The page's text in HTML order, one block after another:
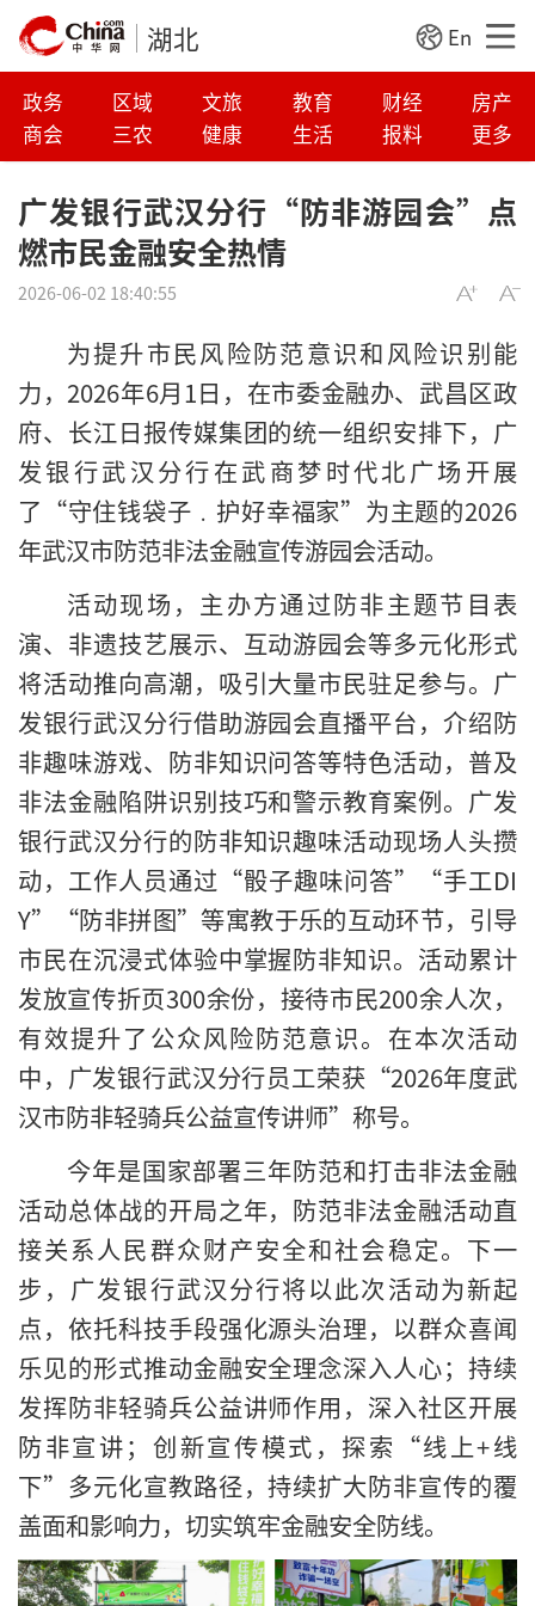
湖北 En
政务 区域 文旅 教育 财经
房产
商会
三农 健康 生活 报料 更多
广发银行武汉分行“防非游园会”点
燃市民金融安全热情
2026-06-02 18:40:55
为提升市民风险防范意识和风险识别能
力，2026年6月1日，在市委金融办、武昌区政
府、长江日报传媒集团的统一组织安排下，广
发银行武汉分行在武商梦时代北广场开展
了“守住钱袋子﹒护好幸福家”为主题的2026
年武汉市防范非法金融宣传游园会活动。
活动现场，主办方通过防非主题节目表
演、非遗技艺展示、互动游园会等多元化形式
将活动推向高潮，吸引大量市民驻足参与。广
发银行武汉分行借助游园会直播平台，介绍防
非趣味游戏、防非知识问答等特色活动，普及
非法金融陷阱识别技巧和警示教育案例。广发
银行武汉分行的防非知识趣味活动现场人头攒
动，工作人员通过“骰子趣味问答”“手工DI
Y”“防非拼图”等寓教于乐的互动环节，引导
市民在沉浸式体验中掌握防非知识。活动累计
发放宣传折页300余份，接待市民200余人次，
有效提升了公众风险防范意识。在本次活动
中，广发银行武汉分行员工荣获“2026年度武
汉市防非轻骑兵公益宣传讲师”称号。
今年是国家部署三年防范和打击非法金融
活动总体战的开局之年，防范非法金融活动直
接关系人民群众财产安全和社会稳定。下一
步，广发银行武汉分行将以此次活动为新起
点，依托科技手段强化源头治理，以群众喜闻
乐见的形式推动金融安全理念深入人心；持续
发挥防非轻骑兵公益讲师作用，深入社区开展
防非宣讲；创新宣传模式，探索“线上+线
下”多元化宣教路径，持续扩大防非宣传的覆
盖面和影响力，切实筑牢金融安全防线。